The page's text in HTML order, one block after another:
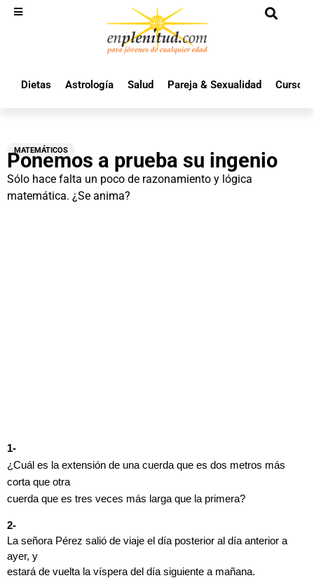
Dietas Astrología Salud Pareja & Sexualidad Cursos
MATEMÁTICOS
Ponemos a prueba su ingenio
Sólo hace falta un poco de razonamiento y lógica
matemática. ¿Se anima?
1-
¿Cuál es la extensión de una cuerda que es dos metros más
corta que otra
cuerda que es tres veces más larga que la primera?
2-
La señora Pérez salió de viaje el día posterior al día anterior a
ayer, y
estará de vuelta la víspera del día siguiente a mañana.